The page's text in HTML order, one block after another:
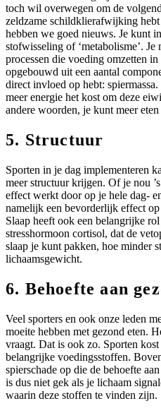
toch wil overwegen om de
zeldzame schildklierafwijking
hebben we goed nieuws. Je kunt
stofwisseling of ‘metabolisme’. Je
processen die voeding omzetten
opgebouwd uit een aantal
direct invloed op hebt:
meer energie het kost om deze
andere woorden, je kunt meer
5. Structuur
Sporten in je dag implementeren
meer structuur krijgen. Of je nou
effect werkt door op je hele dag-
namelijk een bevorderlijk effect
Slaap heeft ook een belangrijke
stresshormoon cortisol, dat de
slaap je kunt pakken, hoe minder
lichaamsgewicht.
6. Behoefte aan
Veel sporters en ook onze leden
moeite hebben met gezond eten.
vraagt. Dat is ook zo. Sporten
belangrijke voedingsstoffen.
spierschade op die de behoefte
is dus niet gek als je lichaam
waarin deze stoffen te vinden zijn.